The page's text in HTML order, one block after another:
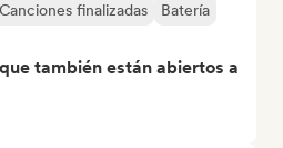
Canciones finalizadas
Batería
también están abiertos a